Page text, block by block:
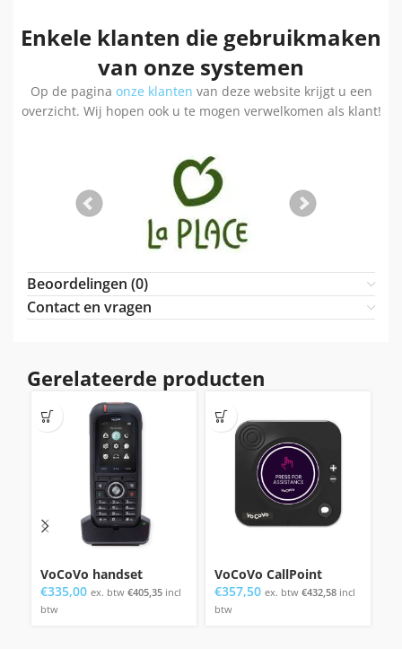
Enkele klanten die gebruikmaken
van onze systemen
Op de pagina onze klanten van deze website krijgt u een
overzicht. Wij hopen ook u te mogen verwelkomen als klant!
Beoordelingen (0)
Contact en vragen
Gerelateerde producten
VoCoVo handset
€335,00 ex. btw €405,35 incl
btw
VoCoVo CallPoint
€357,50 ex. btw €432,58 incl
btw